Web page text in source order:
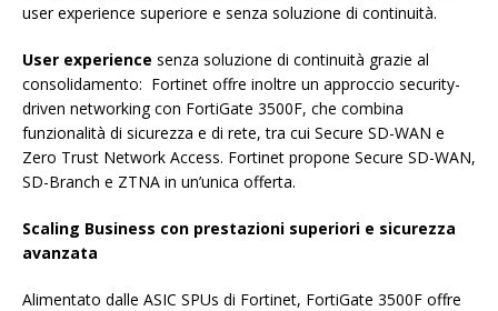
user experience superiore e senza soluzione di continuità.
User experience senza soluzione di continuità grazie al
consolidamento: Fortinet offre inoltre un approccio security-
driven networking con FortiGate 3500F, che combina
funzionalità di sicurezza e di rete, tra cui Secure SD-WAN e
Zero Trust Network Access. Fortinet propone Secure SD-WAN,
SD-Branch e ZTNA in un’unica offerta.
Scaling Business con prestazioni superiori e sicurezza
avanzata
Alimentato dalle ASIC SPUs di Fortinet, FortiGate 3500F offre